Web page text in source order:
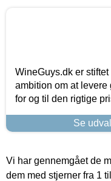
WineGuys.dk er
ambition om at levere
for og til den rigtige
Se
Vi har gennemgået de
dem med stjerner fra 1